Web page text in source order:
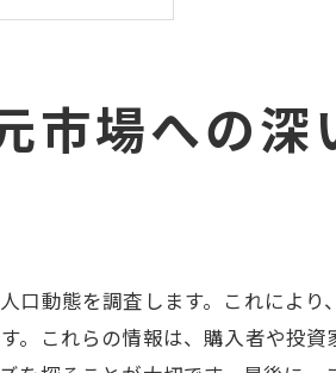
の向上法
用法
グの機会
市場への深
口動態を調査します。これにより
。これらの情報は、購入者や投資